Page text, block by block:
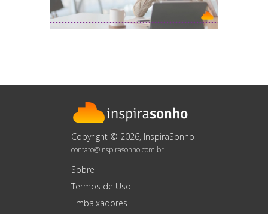
Copyright © 2026, InspiraSonho
contato@inspirasonho.com.br
Sobre
Termos de Uso
Embaixadores